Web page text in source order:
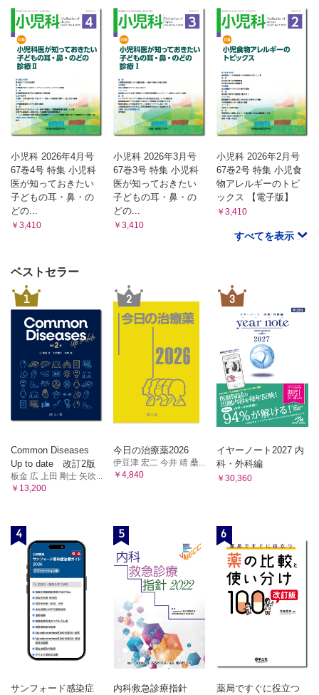
小児科 2026年4月号
67巻4号 特集 小児科
医が知っておきたい
子どもの耳・鼻・の
どの...
￥3,410
小児科 2026年3月号
67巻3号 特集 小児科
医が知っておきたい
子どもの耳・鼻・の
どの...
￥3,410
小児科 2026年2月号
67巻2号 特集 小児食
物アレルギーのトピ
ックス 【電子版】
￥3,410
すべてを表示
ベストセラー
1
Common Diseases
Up to date 改訂2版
板金 広 上田 剛士 矢吹...
￥13,200
2
今日の治療薬2026
伊豆津 宏二 今井 靖 桑...
￥4,840
3
イヤーノート2027 内
科・外科編
￥30,360
4
サンフォード感染症
5
内科救急診療指針
6
薬局ですぐに役立つ